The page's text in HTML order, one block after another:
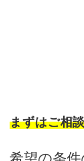
まずはご相